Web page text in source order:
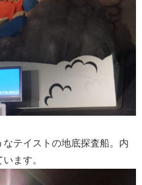
テイストの地底探査船。内
ます。